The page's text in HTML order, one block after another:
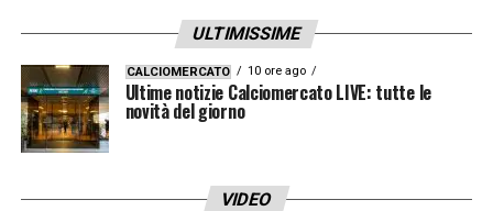
ULTIMISSIME
CALCIOMERCATO 10 ore ago
Ultime notizie Calciomercato LIVE: tutte le
novità del giorno
VIDEO